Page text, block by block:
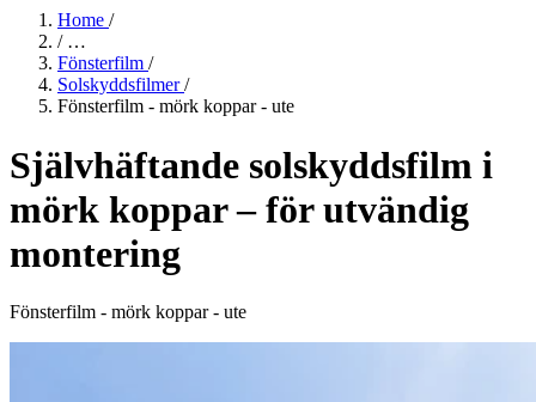
Home /
/ …
Fönsterfilm /
Solskyddsfilmer/
Fönsterfilm - mörk koppar - ute
Självhäftande solskyddsfilm i
mörk koppar – för utvändig
montering
Fönsterfilm - mörk koppar - ute